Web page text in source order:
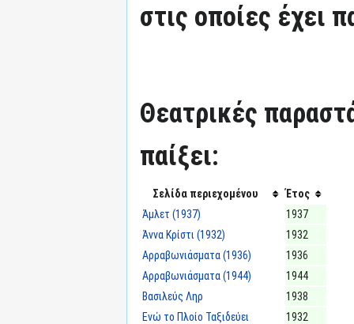
στις οποίες έχει
Θεατρικές
παίξει:
Σελίδα περιεχομένου
Έτος
Άμλετ (1937)
1937
Άννα Κρίστι (1932)
1932
Αρραβωνιάσματα (1936)
1936
Αρραβωνιάσματα (1944)
1944
Βασιλεύς Ληρ
1938
Ενώ το Πλοίο Ταξιδεύει
1932